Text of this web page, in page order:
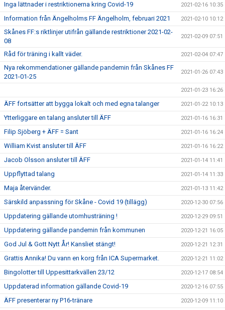
Inga lättnader i restriktionerna kring Covid-19 2021-02-16 10:35
Information från Ängelholms FF Ängelholm, februari 2021 2021-02-10 10:12
Skånes FF:s riktlinjer utifrån gällande restriktioner 2021-02-
08
2021-02-09 07:51
Råd för träning i kallt väder. 2021-02-04 07:47
Nya rekommendationer gällande pandemin från Skånes FF
2021-01-25
2021-01-26 07:43
2021-01-23 16:26
ÄFF fortsätter att bygga lokalt och med egna talanger 2021-01-22 10:13
Ytterliggare en talang ansluter till ÄFF 2021-01-16 16:31
Filip Sjöberg + ÄFF = Sant 2021-01-16 16:24
William Kvist ansluter till ÄFF 2021-01-16 16:22
Jacob Olsson ansluter till ÄFF 2021-01-14 11:41
Uppflyttad talang 2021-01-14 11:33
Maja återvänder. 2021-01-13 11:42
Särskild anpassning för Skåne - Covid 19 (tillägg) 2020-12-30 07:56
Uppdatering gällande utomhusträning ! 2020-12-29 09:51
Uppdatering gällande pandemin från kommunen 2020-12-21 16:05
God Jul & Gott Nytt År! Kansliet stängt! 2020-12-21 12:31
Grattis Annika! Du vann en korg från ICA Supermarket. 2020-12-21 11:02
Bingolotter till Uppesittarkvällen 23/12 2020-12-17 08:54
Uppdaterad information gällande Covid-19 2020-12-16 07:55
ÄFF presenterar ny P16-tränare 2020-12-09 11:10